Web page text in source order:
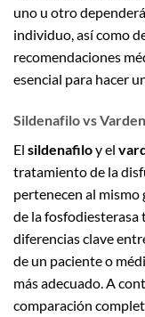
uno u otro
individuo, así como
recomendaciones
esencial para hacer
Sildenafilo vs
El sildenafiloy el
tratamiento de la
pertenecen al
de la fosfodiesterasa
diferencias clave
de un paciente o
más adecuado. A
comparación